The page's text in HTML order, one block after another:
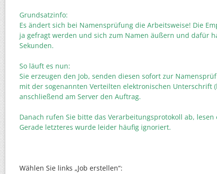
Grundsatzinfo:
Es ändert sich bei Namensprüfung die Arbeitsweise! Die
ja gefragt werden und sich zum Namen äußern und dafür
Sekunden.
So läuft es nun:
Sie erzeugen den Job, senden diesen sofort zur
mit der sogenannten Verteilten elektronischen Unterschrift
anschließend am Server den Auftrag.
Danach rufen Sie bitte das Verarbeitungsprotokoll ab,
Gerade letzteres wurde leider häufig ignoriert.
Wählen Sie links „Job erstellen“: